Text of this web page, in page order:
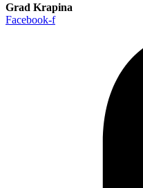
Grad Krapina
Facebook-f